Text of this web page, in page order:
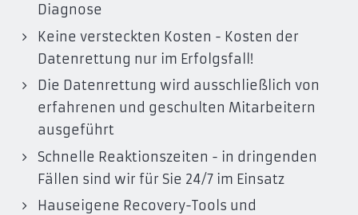
Diagnose
Keine versteckten Kosten - Kosten der
Datenrettung nur im Erfolgsfall!
Die Datenrettung wird ausschließlich von
erfahrenen und geschulten Mitarbeitern
ausgeführt
Schnelle Reaktionszeiten - in dringenden
Fällen sind wir für Sie 24/7 im Einsatz
Hauseigene Recovery-Tools und